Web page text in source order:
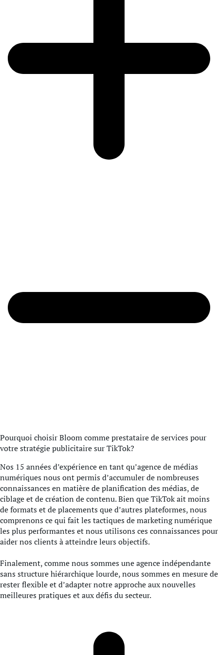
Pourquoi choisir Bloom comme prestataire de services pour
votre stratégie publicitaire sur TikTok?
Nos 15 années d’expérience en tant qu’agence de médias
numériques nous ont permis d’accumuler de nombreuses
connaissances en matière de planification des médias, de
ciblage et de création de contenu. Bien que TikTok ait moins
de formats et de placements que d’autres plateformes, nous
comprenons ce qui fait les tactiques de marketing numérique
les plus performantes et nous utilisons ces connaissances pour
aider nos clients à atteindre leurs objectifs.
Finalement, comme nous sommes une agence indépendante
sans structure hiérarchique lourde, nous sommes en mesure de
rester flexible et d’adapter notre approche aux nouvelles
meilleures pratiques et aux défis du secteur.